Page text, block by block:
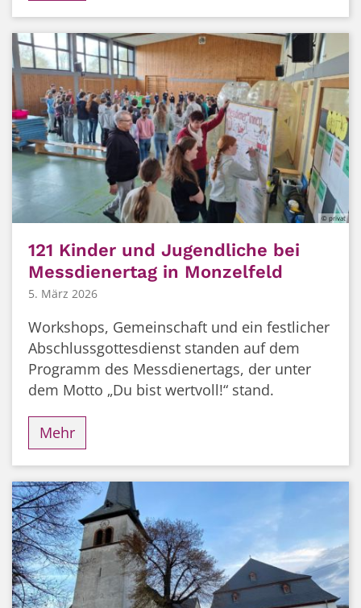
© privat
121 Kinder und Jugendliche bei
Messdienertag in Monzelfeld
5. März 2026
Workshops, Gemeinschaft und ein festlicher
Abschlussgottesdienst standen auf dem
Programm des Messdienertags, der unter
dem Motto „Du bist wertvoll!“ stand.
Mehr